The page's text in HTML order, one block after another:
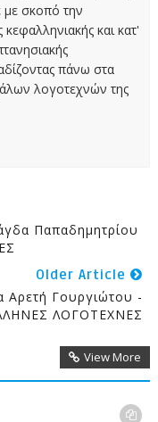
με σκοπό την
και κατ'
πάνω στα
λογοτεχνών της
Παπαδημητρίου
Older Article
Αρετή Γουργιώτου -
ΛΟΓΟΤΕΧΝΕΣ
View More